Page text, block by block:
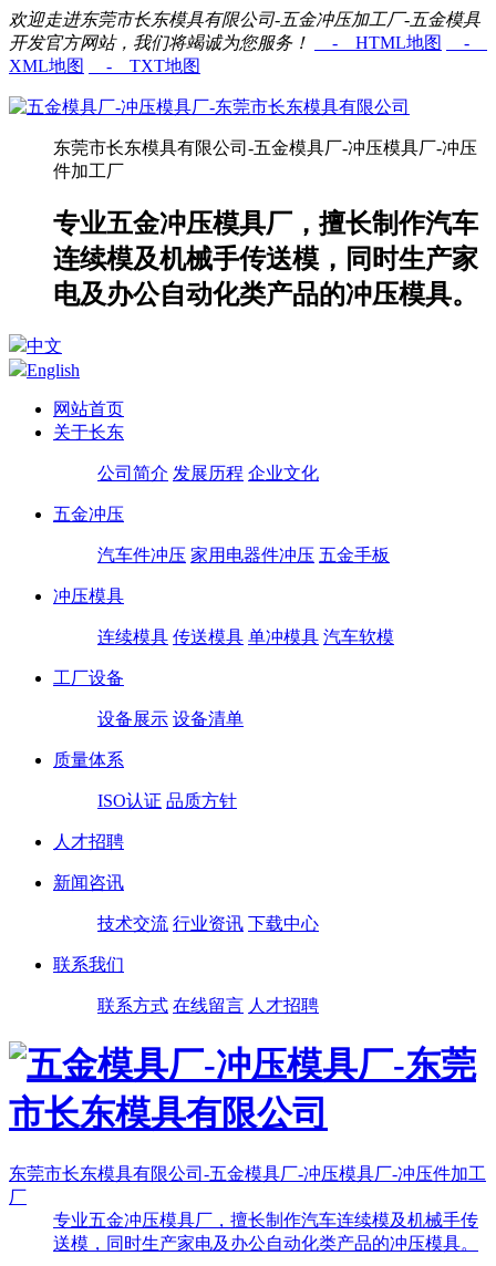
欢迎走进东莞市长东模具有限公司-五金冲压加工厂-五金模具
开发官方网站，我们将竭诚为您服务！
- HTML地图
-
XML地图
- TXT地图
东莞市长东模具有限公司-五金模具厂-冲压模具厂-冲压
件加工厂
专业五金冲压模具厂，擅长制作汽车
连续模及机械手传送模，同时生产家
电及办公自动化类产品的冲压模具。
中文
English
网站首页
关于长东
公司简介 发展历程 企业文化
五金冲压
汽车件冲压 家用电器件冲压 五金手板
冲压模具
连续模具 传送模具 单冲模具 汽车软模
工厂设备
设备展示 设备清单
质量体系
ISO认证 品质方针
人才招聘
新闻咨讯
技术交流 行业资讯 下载中心
联系我们
联系方式 在线留言 人才招聘
东莞市长东模具有限公司-五金模具厂-冲压模具厂-冲压件加工
厂
专业五金冲压模具厂，擅长制作汽车连续模及机械手传
送模，同时生产家电及办公自动化类产品的冲压模具。